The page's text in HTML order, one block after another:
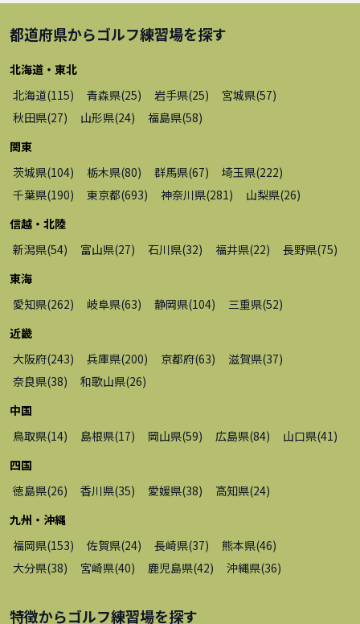
都道府県からゴルフ練習場を探す
北海道・東北
北海道(115) 青森県(25) 岩手県(25) 宮城県(57)
秋田県(27) 山形県(24) 福島県(58)
関東
茨城県(104) 栃木県(80) 群馬県(67) 埼玉県(222)
千葉県(190) 東京都(693) 神奈川県(281 ) 山梨県(26)
信越・北陸
新潟県(54) 富山県(27) 石川県(32) 福井県(22) 長野県(75)
東海
愛知県(262) 岐阜県(63) 静岡県(104) 三重県(52)
近畿
大阪府(243) 兵庫県(200) 京都府(63) 滋賀県(37)
奈良県(38) 和歌山県(26)
中国
鳥取県(14) 島根県(17) 岡山県(59) 広島県(84) 山口県(41 )
四国
徳島県(26) 香川県(35) 愛媛県(38) 高知県(24)
九州・沖縄
福岡県(153) 佐賀県(24) 長崎県(37) 熊本県(46)
大分県(38) 宮崎県(40) 鹿児島県(42) 沖縄県(36)
特徴からゴルフ練習場を探す